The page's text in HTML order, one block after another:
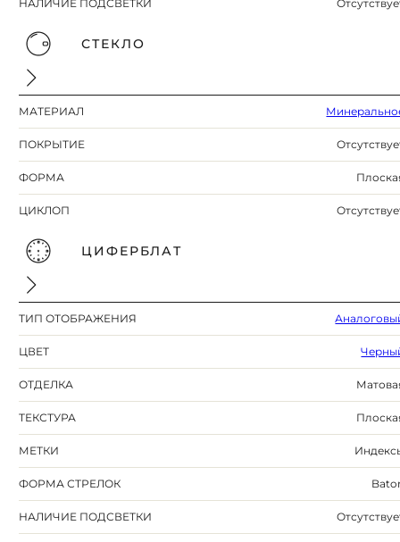
НАЛИЧИЕ ПОДСВЕТКИ
СТЕКЛО
МАТЕРИАЛ
ПОКРЫТИЕ
ФОРМА
ЦИКЛОП
ЦИФЕРБЛАТ
ТИП ОТОБРАЖЕНИЯ
ЦВЕТ
ОТДЕЛКА
ТЕКСТУРА
МЕТКИ
ФОРМА СТРЕЛОК
НАЛИЧИЕ ПОДСВЕТКИ